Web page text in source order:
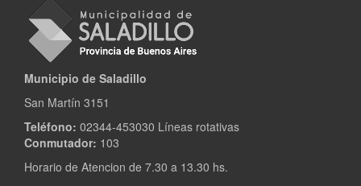
Municipio de Saladillo
San Martín 3151
Teléfono: 02344-453030 Líneas rotativas
Conmutador: 103
Horario de Atencion de 7.30 a 13.30 hs.